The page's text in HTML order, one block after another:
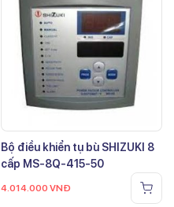
Bộ điều khiển tụ bù SHIZUKI 8
cấp MS-8Q-415-50
4.014.000 VNĐ